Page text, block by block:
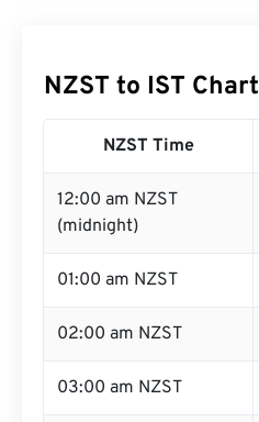
NZST to IST Chart
NZST Time
12:00 am NZST
(midnight)
01:00 am NZST
02:00 am NZST
03:00 am NZST